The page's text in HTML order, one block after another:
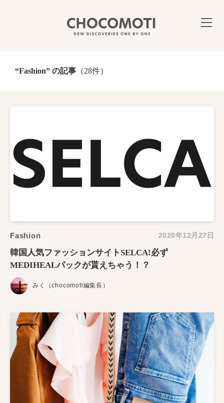
“Fashion” の記事 （28件）
Fashion 2020年12月27日
韓国人気ファッションサイトSELCA!必ず
MEDIHEALパックが貰えちゃう！？
みく（chocomoti編集長）